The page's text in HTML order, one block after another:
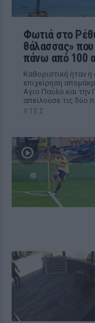
Φωτιά στο
θάλασσας»
πάνω από 100
Καθοριστική ήταν
επιχείρηση
Αγιο Παύλο και
απειλούσε τις δύο
ΧΤΕΣ